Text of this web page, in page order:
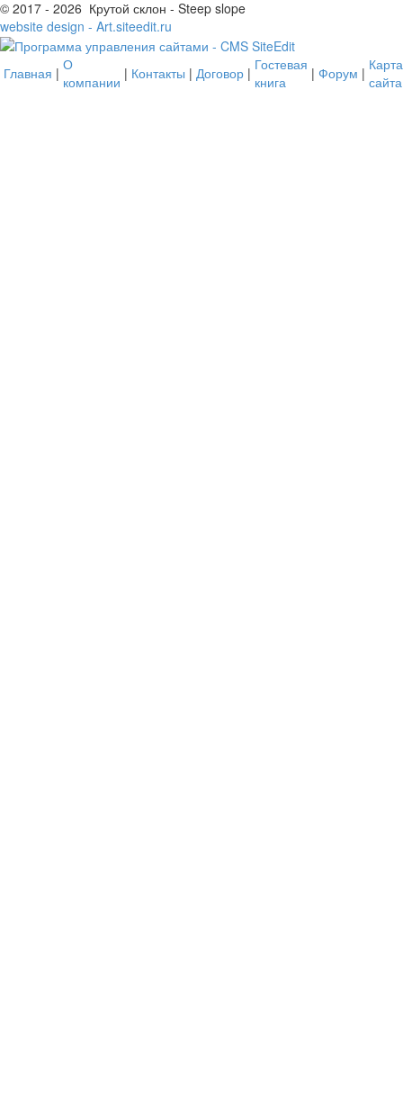
© 2017 - 2026 Крутой склон - Steep slope
website design - Art.siteedit.ru
Главная | О
компании | Контакты | Договор | Гостевая
книга
| Форум | Карта
сайта